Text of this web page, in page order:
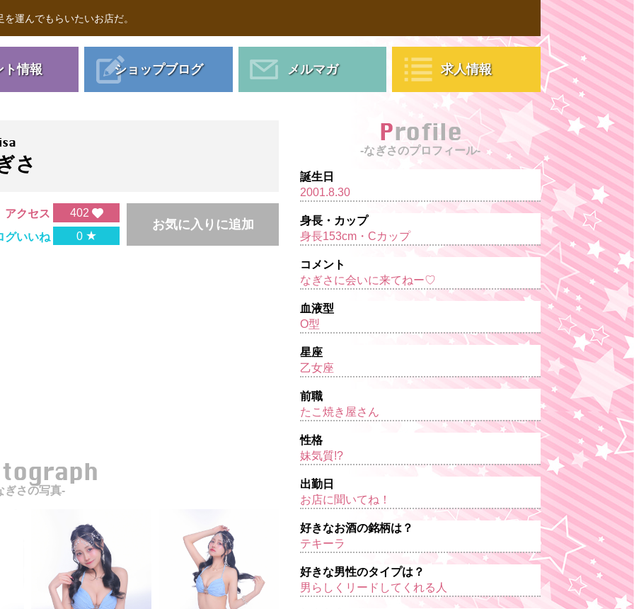
運んでもらいたいお店だ。
ト情報 ショップブログ メルマガ 求人情報
さ
アクセス 402
グいいね 0 ★
お気に入りに追加
ぎさの写真-
Profile
-なぎさのプロフィール-
誕生日
2001.8.30
身長・カップ
身長153cm・Cカップ
コメント
なぎさに会いに来てねー♡
血液型
O型
星座
乙女座
前職
たこ焼き屋さん
性格
妹気質!?
出勤日
お店に聞いてね！
好きなお酒の銘柄は？
テキーラ
好きな男性のタイプは？
男らしくリードしてくれる人